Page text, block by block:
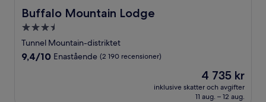
Buffalo Mountain Lodge
Buffalo Mountain Lodge
3.5-
stjärnigt
boende
Tunnel Mountain-distriktet
9.4
9,4/10 Enastående (2 190 recensioner)
Priset
är
4 735 kr
4 735 kr
inklusive skatter och avgifter
11 aug. – 12 aug.